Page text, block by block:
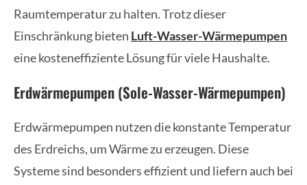
Raumtemperatur zu halten. Trotz dieser
Einschränkung bieten Luft-Wasser-Wärmepumpen
eine kosteneffiziente Lösung für viele Haushalte.
Erdwärmepumpen (Sole-Wasser-Wärmepumpen)
Erdwärmepumpen nutzen die konstante Temperatur
des Erdreichs, um Wärme zu erzeugen. Diese
Systeme sind besonders effizient und liefern auch bei